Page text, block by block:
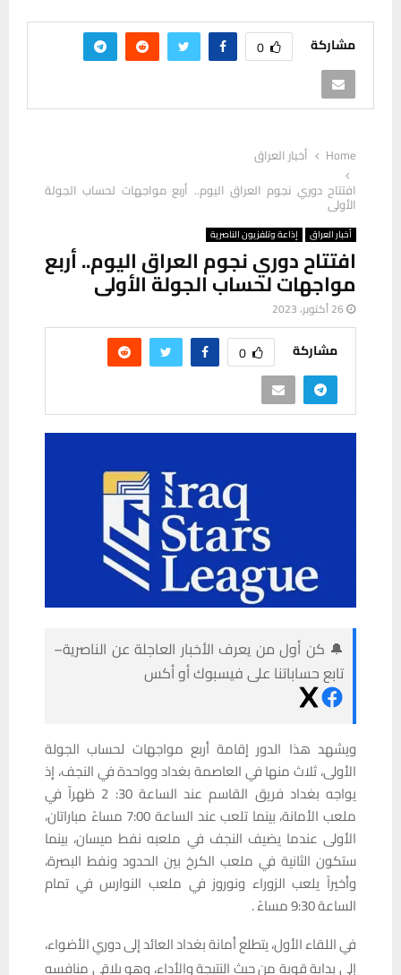
مشاركة 0
Home
أخبار العراق
افتتاح دوري نجوم العراق اليوم.. أربع مواجهات لحساب الجولة
الأولى
أخبار العراق إذاعة وتلفزيون الناصرية
افتتاح دوري نجوم العراق اليوم.. أربع
مواجهات لحساب الجولة الأولى
26 أكتوبر، 2023
مشاركة 0
🔔 كن أول من يعرف الأخبار العاجلة عن الناصرية–
تابع حساباتنا على فيسبوك أو أكس
ويشهد هذا الدور إقامة أربع مواجهات لحساب الجولة
الأولى، ثلاث منها في العاصمة بغداد وواحدة في النجف، إذ
يواجه بغداد فريق القاسم عند الساعة 30: 2 ظهراً في
ملعب الأمانة، بينما تلعب عند الساعة 7:00 مساءً مباراتان،
الأولى عندما يضيف النجف في ملعبه نفط ميسان، بينما
ستكون الثانية في ملعب الكرخ بين الحدود ونفط البصرة،
وأخيراً يلعب الزوراء ونوروز في ملعب النوارس في تمام
الساعة 9:30 مساءً .
في اللقاء الأول، يتطلع أمانة بغداد العائد إلى دوري الأضواء،
إلى بداية قوية من حيث النتيجة والأداء، وهو يلاقي منافسه